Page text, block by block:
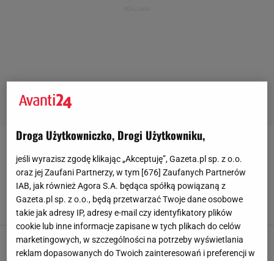
ZAMSZOWE-BOTKI
HIT na jesień: beżowe botki z Reserved, które
pokochasz od pierwszego spaceru po liściach
Eryka Kawalec,1 PAŹDZIERNIKA 2025, 15:00
Droga Użytkowniczko, Drogi Użytkowniku,
jeśli wyrazisz zgodę klikając „Akceptuję”, Gazeta.pl sp. z o.o.
oraz jej Zaufani Partnerzy, w tym [ 676 ] Zaufanych Partnerów
IAB, jak również Agora S.A. będąca spółką powiązaną z
Gazeta.pl sp. z o.o., będą przetwarzać Twoje dane osobowe
takie jak adresy IP, adresy e-mail czy identyfikatory plików
cookie lub inne informacje zapisane w tych plikach do celów
marketingowych, w szczególności na potrzeby wyświetlania
reklam dopasowanych do Twoich zainteresowań i preferencji w